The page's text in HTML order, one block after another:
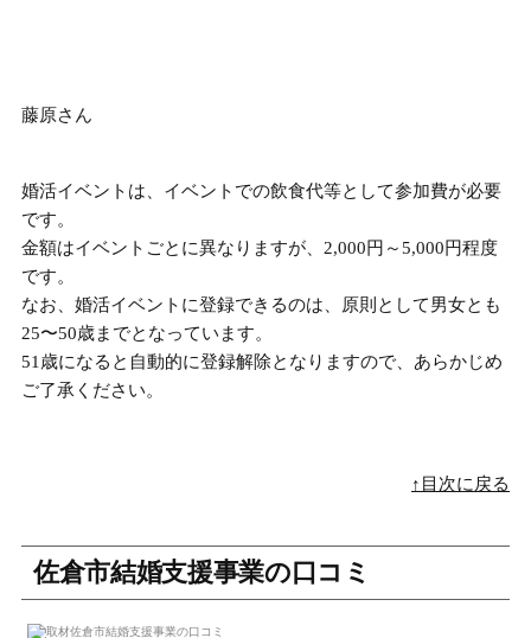
藤原さん
婚活イベントは、イベントでの飲食代等として参加費が必要
です。
金額はイベントごとに異なりますが、 2,000円～5,000円程度
です。
なお、婚活イベントに登録できるのは、原則として男女とも
25〜50歳までとなっています。
51歳になると自動的に登録解除となりますので、あらかじめ
ご了承ください。
↑目次に戻る
佐倉市結婚支援事業の口コミ